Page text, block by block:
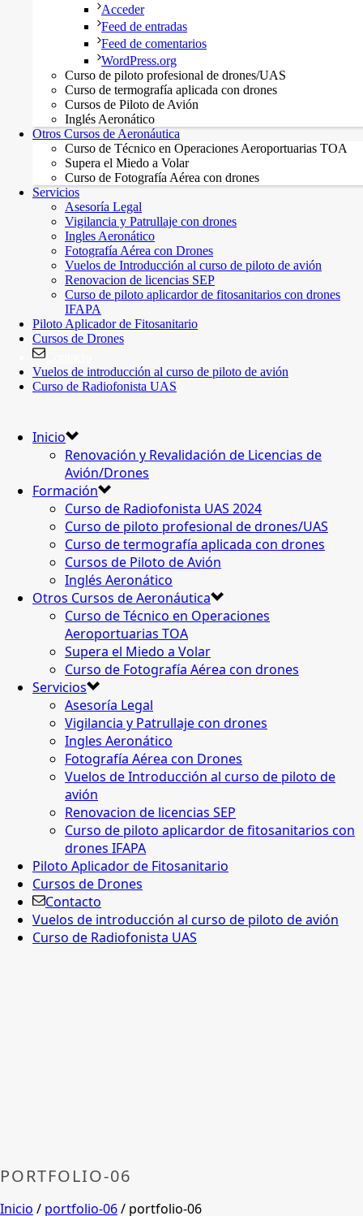
Acceder
Feed de entradas
Feed de comentarios
WordPress.org
Curso de piloto profesional de drones/UAS
Curso de termografía aplicada con drones
Cursos de Piloto de Avión
Inglés Aeronático
Otros Cursos de Aeronáutica
Curso de Técnico en Operaciones Aeroportuarias TOA
Supera el Miedo a Volar
Curso de Fotografía Aérea con drones
Servicios
Asesoría Legal
Vigilancia y Patrullaje con drones
Ingles Aeronático
Fotografía Aérea con Drones
Vuelos de Introducción al curso de piloto de avión
Renovacion de licencias SEP
Curso de piloto aplicardor de fitosanitarios con drones
IFAPA
Piloto Aplicador de Fitosanitario
Cursos de Drones
Vuelos de introducción al curso de piloto de avión
Curso de Radiofonista UAS
Inicio
Renovación y Revalidación de Licencias de
Avión/Drones
Formación
Curso de Radiofonista UAS 2024
Curso de piloto profesional de drones/UAS
Curso de termografía aplicada con drones
Cursos de Piloto de Avión
Inglés Aeronático
Otros Cursos de Aeronáutica
Curso de Técnico en Operaciones
Aeroportuarias TOA
Supera el Miedo a Volar
Curso de Fotografía Aérea con drones
Servicios
Asesoría Legal
Vigilancia y Patrullaje con drones
Ingles Aeronático
Fotografía Aérea con Drones
Vuelos de Introducción al curso de piloto de
avión
Renovacion de licencias SEP
Curso de piloto aplicardor de fitosanitarios con
drones IFAPA
Piloto Aplicador de Fitosanitario
Cursos de Drones
Contacto
Vuelos de introducción al curso de piloto de avión
Curso de Radiofonista UAS
PORTFOLIO-06
Inicio / portfolio-06/ portfolio-06